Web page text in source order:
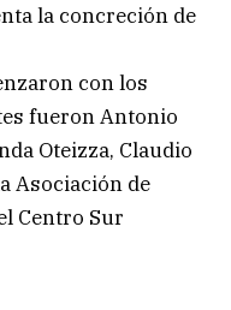
la concreción de
con los
fueron Antonio
Oteizza, Claudio
Asociación de
Centro Sur